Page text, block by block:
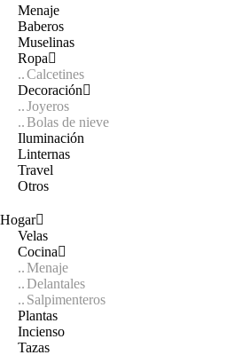
Menaje
Baberos
Muselinas
Ropa
Calcetines
Decoración
Joyeros
Bolas de nieve
Iluminación
Linternas
Travel
Otros
Hogar
Velas
Cocina
Menaje
Delantales
Salpimenteros
Plantas
Incienso
Tazas